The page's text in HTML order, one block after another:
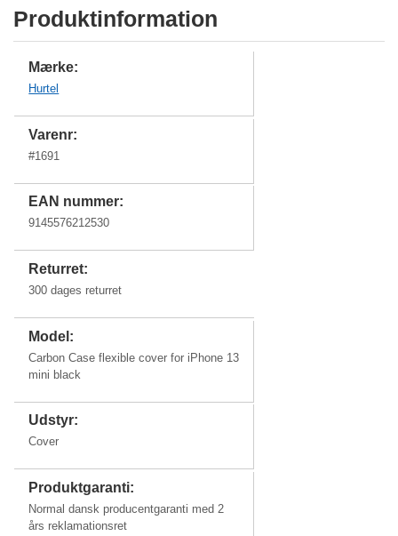
Produktinformation
Mærke:
Hurtel
Varenr:
#1691
EAN nummer:
9145576212530
Returret:
300 dages returret
Model:
Carbon Case flexible cover for iPhone 13
mini black
Udstyr:
Cover
Produktgaranti:
Normal dansk producentgaranti med 2
års reklamationsret